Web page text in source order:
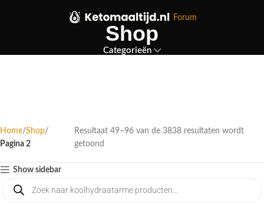
Forum
Shop
Categorieën
Home Shop
Pagina 2
Resultaat 49–96 van de 3838 resultaten wordt
getoond
Show sidebar